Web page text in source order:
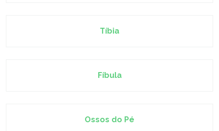
Tíbia
Fíbula
Ossos do Pé